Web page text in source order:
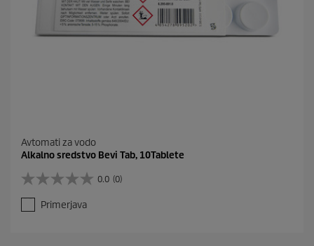
Avtomati za vodo
Alkalno sredstvo Bevi Tab, 10Tablete
0.0 (0)
0
.
0
Primerjava